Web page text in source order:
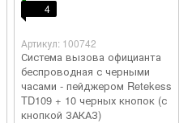
4
Артикул: 100742
Система вызова официанта
беспроводная с черными
часами - пейджером Retekess
TD109 + 10 черных кнопок (с
кнопкой ЗАКАЗ)